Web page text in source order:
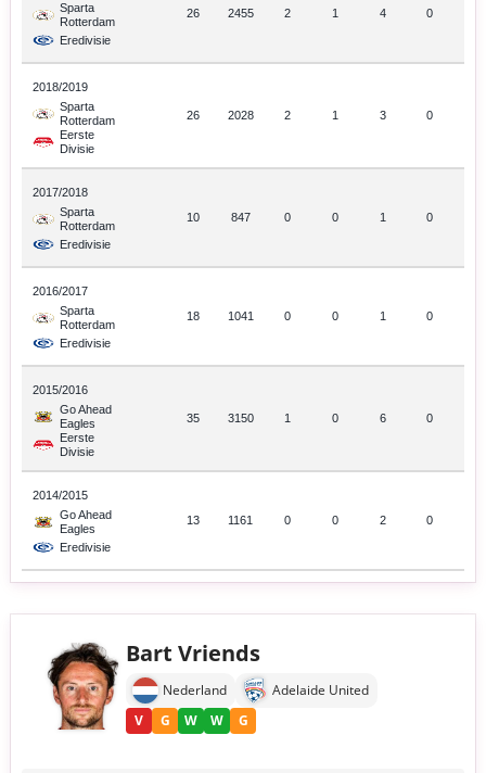
Sparta
Rotterdam
Eredivisie
26 2455 2 1 4 0
2018/2019
Sparta
Rotterdam
Eerste
Divisie
26 2028 2 1 3 0
2017/2018
Sparta
Rotterdam
Eredivisie
10 847 0 0 1 0
2016/2017
Sparta
Rotterdam
Eredivisie
18 1041 0 0 1 0
2015/2016
Go Ahead
Eagles
Eerste
Divisie
35 3150 1 0 6 0
2014/2015
Go Ahead
Eagles
Eredivisie
13 1161 0 0 2 0